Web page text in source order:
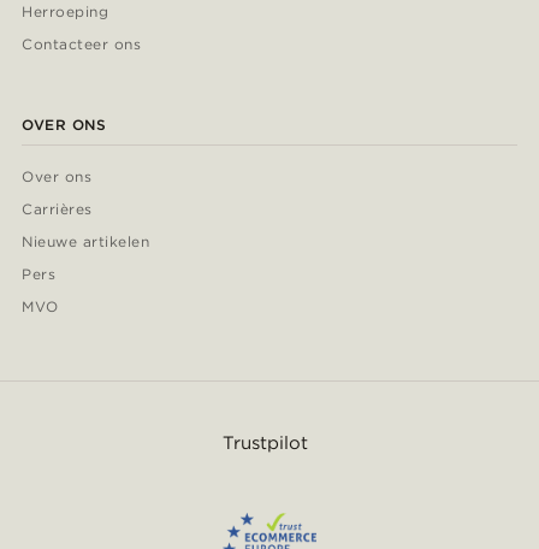
Herroeping
Contacteer ons
OVER ONS
Over ons
Carrières
Nieuwe artikelen
Pers
MVO
Trustpilot